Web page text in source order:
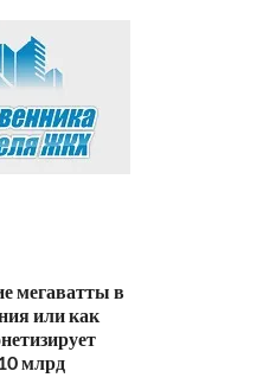
мегаватты в
или как
млрд